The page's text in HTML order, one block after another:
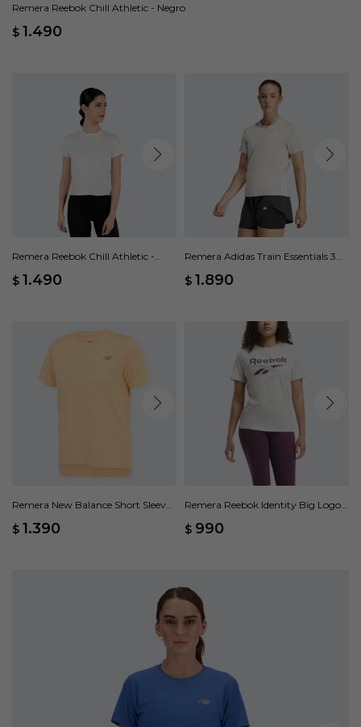
Remera Reebok Chill Athletic - Negro
$ 1.490
Remera Reebok Chill Athletic -
$ 1.490
Remera Adidas Train Essentials 3
$ 1.890
Remera New Balance Short Sleeve
$ 1.390
Remera Reebok Identity Big Logo -
$ 990